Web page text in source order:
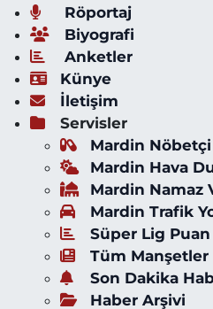
Röportaj
Biyografi
Anketler
Künye
İletişim
Servisler
Mardin
Mardin Hava
Mardin Namaz
Mardin Trafik
Süper Lig
Tüm Manşetler
Son Dakika
Haber Arşivi